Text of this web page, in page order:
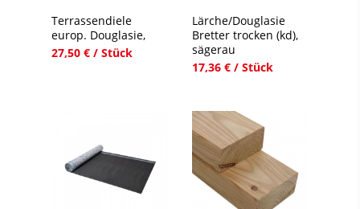
Terrassendiele
europ. Douglasie,
27,50 € / Stück
Lärche/Douglasie
Bretter trocken (kd),
sägerau
17,36 € / Stück